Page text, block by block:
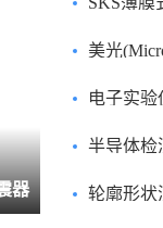
器
美光(Micron
电子实
半导体检
轮廓形状